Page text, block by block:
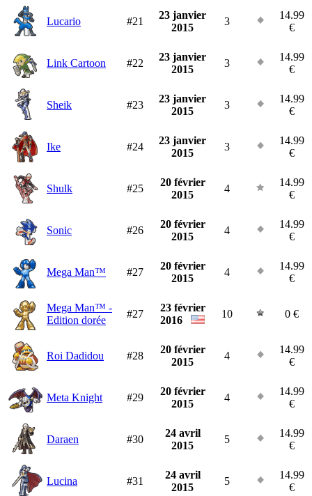
Lucario #21
23 janvier
2015
3
14.99
€
Link Cartoon #22
23 janvier
2015
3
14.99
€
Sheik #23
23 janvier
2015
3
14.99
€
Ike #24
23 janvier
2015
3
14.99
€
Shulk #25
20 février
2015
4
14.99
€
Sonic #26
20 février
2015
4
14.99
€
Mega Man™ #27
20 février
2015
4
14.99
€
Mega Man™ -
Edition dorée
#27
23 février
2016
10 0 €
Roi Dadidou #28
20 février
2015
4
14.99
€
Meta Knight #29
20 février
2015
4
14.99
€
Daraen #30
24 avril
2015
5
14.99
€
Lucina #31
24 avril
2015
5
14.99
€